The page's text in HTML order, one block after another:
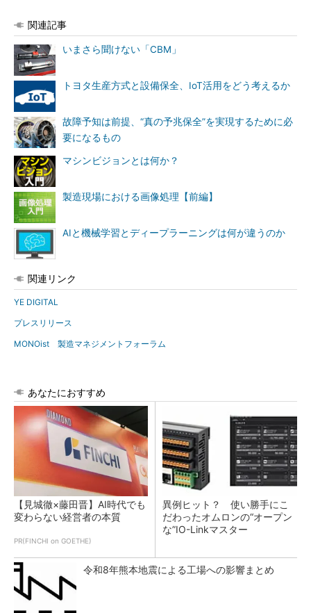
関連記事
いまさら聞けない「CBM」
トヨタ生産方式と設備保全、IoT活用をどう考えるか
故障予知は前提、“真の予兆保全”を実現するために必
要になるもの
マシンビジョンとは何か？
製造現場における画像処理【前編】
AIと機械学習とディープラーニングは何が違うのか
関連リンク
YE DIGITAL
プレスリリース
MONOist 製造マネジメントフォーラム
あなたにおすすめ
【見城徹×藤田晋】AI時代でも
変わらない経営者の本質
PR(FINCHI on GOETHE)
異例ヒット？ 使い勝手にこ
だわったオムロンの“オープン
な”IO-Linkマスター
令和8年熊本地震による工場への影響まとめ